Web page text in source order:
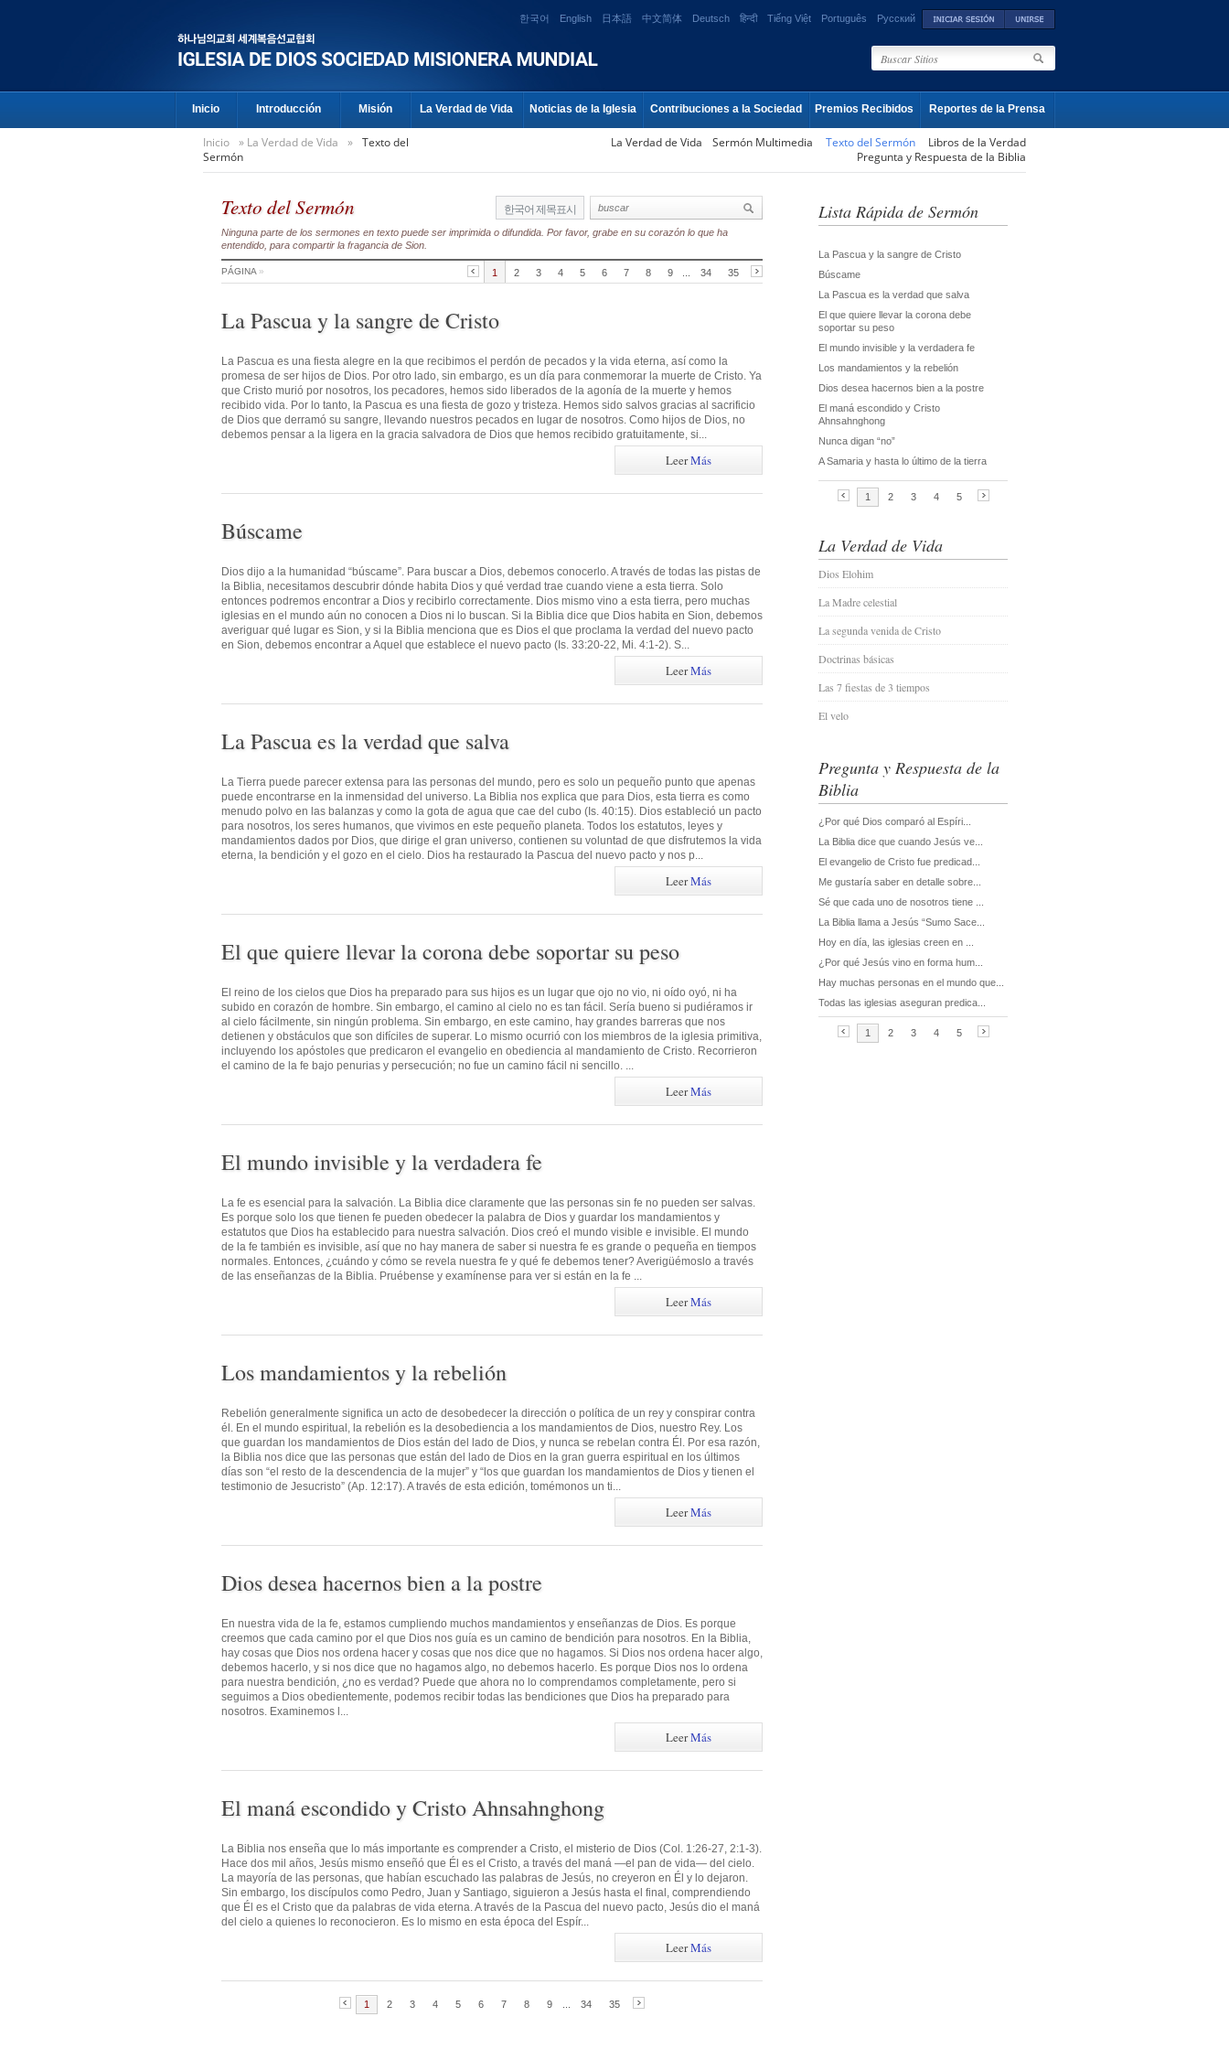
한국어 English 日本語 中文简体 Deutsch हिन्दी Tiếng Việt Português Русский
Inicio Introducción Misión La Verdad de Vida Noticias de la Iglesia Contribuciones a la Sociedad Premios Recibidos Reportes de la Prensa
Inicio » La Verdad de Vida » Texto del
Sermón
La Verdad de Vida Sermón Multimedia Texto del Sermón
Libros de la Verdad
Pregunta y Respuesta de la Biblia
Texto del Sermón 한국어 제목표시
Ninguna parte de los sermones en texto puede ser imprimida o difundida. Por favor, grabe en su corazón lo que ha
entendido, para compartir la fragancia de Sion.
PÁGINA » 1 2 3 4 5 6 7 8 9 34 35
La Pascua y la sangre de Cristo
La Pascua es una fiesta alegre en la que recibimos el perdón de pecados y la vida eterna, así como la
promesa de ser hijos de Dios. Por otro lado, sin embargo, es un día para conmemorar la muerte de Cristo. Ya
que Cristo murió por nosotros, los pecadores, hemos sido liberados de la agonía de la muerte y hemos
recibido vida. Por lo tanto, la Pascua es una fiesta de gozo y tristeza. Hemos sido salvos gracias al sacrificio
de Dios que derramó su sangre, llevando nuestros pecados en lugar de nosotros. Como hijos de Dios, no
debemos pensar a la ligera en la gracia salvadora de Dios que hemos recibido gratuitamente, si...
LeerMás
Búscame
Dios dijo a la humanidad “búscame”. Para buscar a Dios, debemos conocerlo. A través de todas las pistas de
la Biblia, necesitamos descubrir dónde habita Dios y qué verdad trae cuando viene a esta tierra. Solo
entonces podremos encontrar a Dios y recibirlo correctamente. Dios mismo vino a esta tierra, pero muchas
iglesias en el mundo aún no conocen a Dios ni lo buscan. Si la Biblia dice que Dios habita en Sion, debemos
averiguar qué lugar es Sion, y si la Biblia menciona que es Dios el que proclama la verdad del nuevo pacto
en Sion, debemos encontrar a Aquel que establece el nuevo pacto (Is. 33:20-22, Mi. 4:1-2). S...
LeerMás
La Pascua es la verdad que salva
La Tierra puede parecer extensa para las personas del mundo, pero es solo un pequeño punto que apenas
puede encontrarse en la inmensidad del universo. La Biblia nos explica que para Dios, esta tierra es como
menudo polvo en las balanzas y como la gota de agua que cae del cubo (Is. 40:15). Dios estableció un pacto
para nosotros, los seres humanos, que vivimos en este pequeño planeta. Todos los estatutos, leyes y
mandamientos dados por Dios, que dirige el gran universo, contienen su voluntad de que disfrutemos la vida
eterna, la bendición y el gozo en el cielo. Dios ha restaurado la Pascua del nuevo pacto y nos p...
LeerMás
El que quiere llevar la corona debe soportar su peso
El reino de los cielos que Dios ha preparado para sus hijos es un lugar que ojo no vio, ni oído oyó, ni ha
subido en corazón de hombre. Sin embargo, el camino al cielo no es tan fácil. Sería bueno si pudiéramos ir
al cielo fácilmente, sin ningún problema. Sin embargo, en este camino, hay grandes barreras que nos
detienen y obstáculos que son difíciles de superar. Lo mismo ocurrió con los miembros de la iglesia primitiva,
incluyendo los apóstoles que predicaron el evangelio en obediencia al mandamiento de Cristo. Recorrieron
el camino de la fe bajo penurias y persecución; no fue un camino fácil ni sencillo. ...
LeerMás
El mundo invisible y la verdadera fe
La fe es esencial para la salvación. La Biblia dice claramente que las personas sin fe no pueden ser salvas.
Es porque solo los que tienen fe pueden obedecer la palabra de Dios y guardar los mandamientos y
estatutos que Dios ha establecido para nuestra salvación. Dios creó el mundo visible e invisible. El mundo
de la fe también es invisible, así que no hay manera de saber si nuestra fe es grande o pequeña en tiempos
normales. Entonces, ¿cuándo y cómo se revela nuestra fe y qué fe debemos tener? Averigüémoslo a través
de las enseñanzas de la Biblia. Pruébense y examínense para ver si están en la fe ...
LeerMás
Los mandamientos y la rebelión
Rebelión generalmente significa un acto de desobedecer la dirección o política de un rey y conspirar contra
él. En el mundo espiritual, la rebelión es la desobediencia a los mandamientos de Dios, nuestro Rey. Los
que guardan los mandamientos de Dios están del lado de Dios, y nunca se rebelan contra Él. Por esa razón,
la Biblia nos dice que las personas que están del lado de Dios en la gran guerra espiritual en los últimos
días son “el resto de la descendencia de la mujer” y “los que guardan los mandamientos de Dios y tienen el
testimonio de Jesucristo” (Ap. 12:17). A través de esta edición, tomémonos un ti...
LeerMás
Dios desea hacernos bien a la postre
En nuestra vida de la fe, estamos cumpliendo muchos mandamientos y enseñanzas de Dios. Es porque
creemos que cada camino por el que Dios nos guía es un camino de bendición para nosotros. En la Biblia,
hay cosas que Dios nos ordena hacer y cosas que nos dice que no hagamos. Si Dios nos ordena hacer algo,
debemos hacerlo, y si nos dice que no hagamos algo, no debemos hacerlo. Es porque Dios nos lo ordena
para nuestra bendición, ¿no es verdad? Puede que ahora no lo comprendamos completamente, pero si
seguimos a Dios obedientemente, podemos recibir todas las bendiciones que Dios ha preparado para
nosotros. Examinemos l...
LeerMás
El maná escondido y Cristo Ahnsahnghong
La Biblia nos enseña que lo más importante es comprender a Cristo, el misterio de Dios (Col. 1:26-27, 2:1-3).
Hace dos mil años, Jesús mismo enseñó que Él es el Cristo, a través del maná —el pan de vida— del cielo.
La mayoría de las personas, que habían escuchado las palabras de Jesús, no creyeron en Él y lo dejaron.
Sin embargo, los discípulos como Pedro, Juan y Santiago, siguieron a Jesús hasta el final, comprendiendo
que Él es el Cristo que da palabras de vida eterna. A través de la Pascua del nuevo pacto, Jesús dio el maná
del cielo a quienes lo reconocieron. Es lo mismo en esta época del Espír...
LeerMás
1 2 3 4 5 6 7 8 9 34 35
La Verdad de Vida
Dios Elohim
La Madre celestial
La segunda venida de Cristo
Doctrinas básicas
Las 7 fiestas de 3 tiempos
El velo